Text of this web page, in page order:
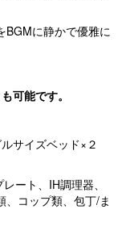
BGMに静かで優雅に
可能です。
サイズベッド×２
ート、IH調理器、
、コップ類、包丁/ま